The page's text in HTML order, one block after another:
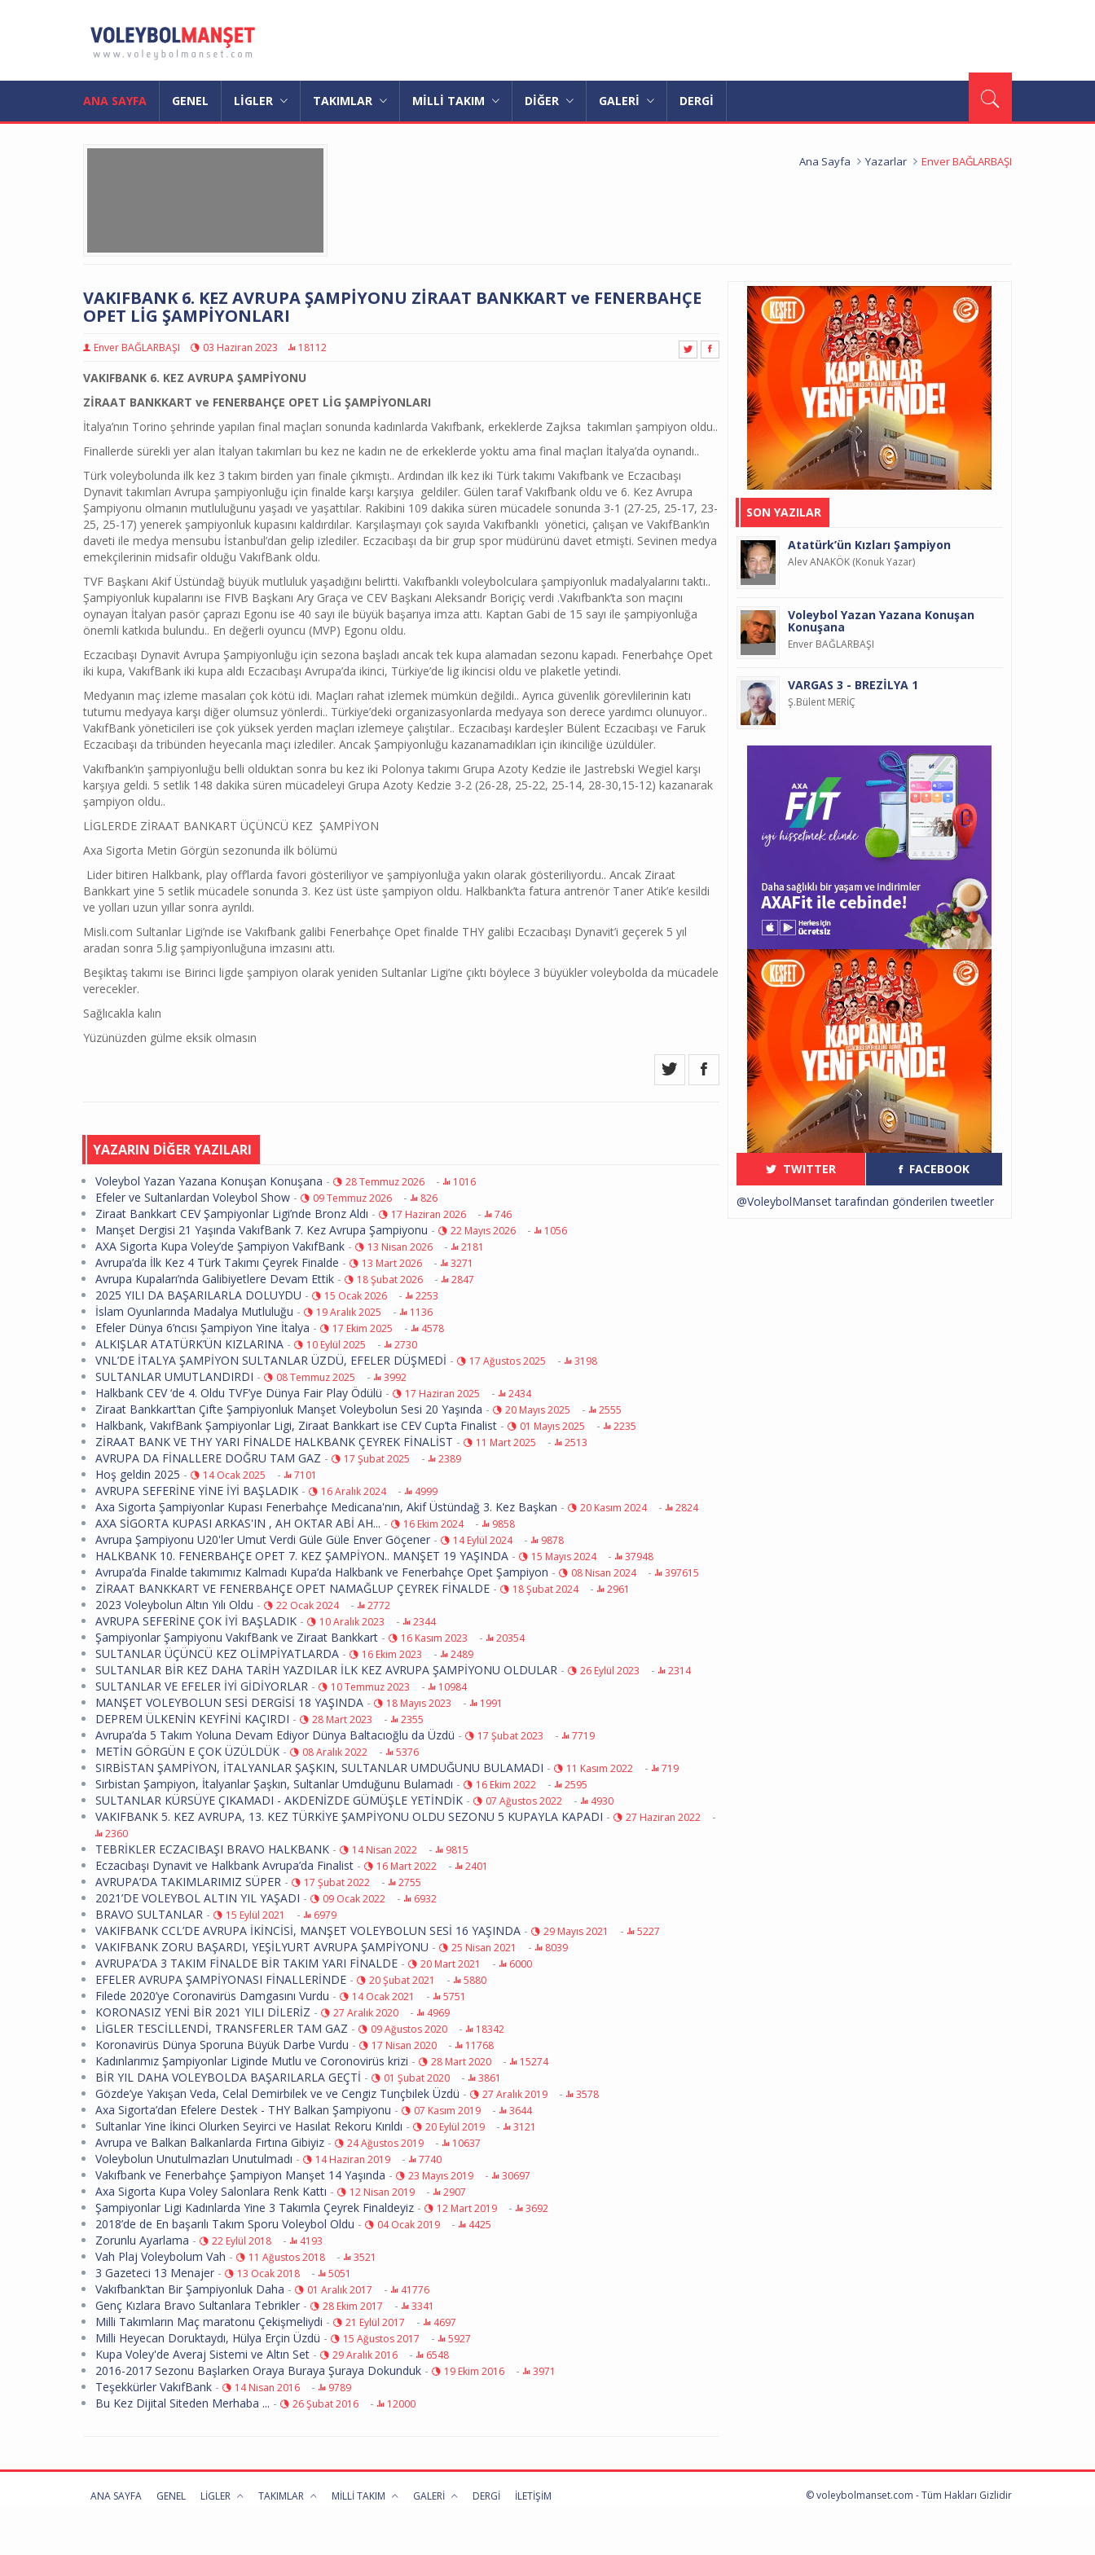
ANA SAYFA GENEL LİGLER TAKIMLAR MİLLİ TAKIM DİĞER GALERİ DERGİ
Ana Sayfa Yazarlar Enver BAĞLARBAŞI
VAKIFBANK 6. KEZ AVRUPA ŞAMPİYONU ZİRAAT BANKKART ve FENERBAHÇE
OPET LİG ŞAMPİYONLARI
Enver BAĞLARBAŞI 03 Haziran 2023 18112
VAKIFBANK 6. KEZ AVRUPA ŞAMPİYONU
ZİRAAT BANKKART ve FENERBAHÇE OPET LİG ŞAMPİYONLARI
İtalya’nın Torino şehrinde yapılan final maçları sonunda kadınlarda Vakıfbank, erkeklerde Zajksa takımları şampiyon oldu..
Finallerde sürekli yer alan İtalyan takımları bu kez ne kadın ne de erkeklerde yoktu ama final maçları İtalya’da oynandı..
Türk voleybolunda ilk kez 3 takım birden yarı finale çıkmıştı.. Ardından ilk kez iki Türk takımı Vakıfbank ve Eczacıbaşı
Dynavit takımları Avrupa şampiyonluğu için finalde karşı karşıya geldiler. Gülen taraf Vakıfbank oldu ve 6. Kez Avrupa
Şampiyonu olmanın mutluluğunu yaşadı ve yaşattılar. Rakibini 109 dakika süren mücadele sonunda 3-1 (27-25, 25-17, 23-
25, 25-17) yenerek şampiyonluk kupasını kaldırdılar. Karşılaşmayı çok sayıda Vakıfbanklı yönetici, çalışan ve VakıfBank’ın
daveti ile medya mensubu İstanbul’dan gelip izlediler. Eczacıbaşı da bir grup spor müdürünü davet etmişti. Sevinen medya
emekçilerinin midsafir olduğu VakıfBank oldu.
TVF Başkanı Akif Üstündağ büyük mutluluk yaşadığını belirtti. Vakıfbanklı voleybolculara şampiyonluk madalyalarını taktı..
Şampiyonluk kupalarını ise FIVB Başkanı Ary Graça ve CEV Başkanı Aleksandr Boriçiç verdi .Vakıfbank’ta son maçını
oynayan İtalyan pasör çaprazı Egonu ise 40 sayı ile büyük başarıya imza attı. Kaptan Gabi de 15 sayı ile şampiyonluğa
önemli katkıda bulundu.. En değerli oyuncu (MVP) Egonu oldu.
Eczacıbaşı Dynavit Avrupa Şampiyonluğu için sezona başladı ancak tek kupa alamadan sezonu kapadı. Fenerbahçe Opet
iki kupa, VakıfBank iki kupa aldı Eczacıbaşı Avrupa’da ikinci, Türkiye’de lig ikincisi oldu ve plaketle yetindi.
Medyanın maç izleme masaları çok kötü idi. Maçları rahat izlemek mümkün değildi.. Ayrıca güvenlik görevlilerinin katı
tutumu medyaya karşı diğer olumsuz yönlerdi.. Türkiye’deki organizasyonlarda medyaya son derece yardımcı olunuyor..
VakıfBank yöneticileri ise çok yüksek yerden maçları izlemeye çalıştılar.. Eczacıbaşı kardeşler Bülent Eczacıbaşı ve Faruk
Eczacıbaşı da tribünden heyecanla maçı izlediler. Ancak Şampiyonluğu kazanamadıkları için ikinciliğe üzüldüler.
Vakıfbank’ın şampiyonluğu belli olduktan sonra bu kez iki Polonya takımı Grupa Azoty Kedzie ile Jastrebski Wegiel karşı
karşıya geldi. 5 setlik 148 dakika süren mücadeleyi Grupa Azoty Kedzie 3-2 (26-28, 25-22, 25-14, 28-30,15-12) kazanarak
şampiyon oldu..
LİGLERDE ZİRAAT BANKART ÜÇÜNCÜ KEZ ŞAMPİYON
Axa Sigorta Metin Görgün sezonunda ilk bölümü
Lider bitiren Halkbank, play off’larda favori gösteriliyor ve şampiyonluğa yakın olarak gösteriliyordu.. Ancak Ziraat
Bankkart yine 5 setlik mücadele sonunda 3. Kez üst üste şampiyon oldu. Halkbank’ta fatura antrenör Taner Atik’e kesildi
ve yolları uzun yıllar sonra ayrıldı.
Misli.com Sultanlar Ligi’nde ise Vakıfbank galibi Fenerbahçe Opet finalde THY galibi Eczacıbaşı Dynavit’i geçerek 5 yıl
aradan sonra 5.lig şampiyonluğuna imzasını attı.
Beşiktaş takımı ise Birinci ligde şampiyon olarak yeniden Sultanlar Ligi’ne çıktı böylece 3 büyükler voleybolda da mücadele
verecekler.
Sağlıcakla kalın
Yüzünüzden gülme eksik olmasın
YAZARIN DİĞER YAZILARI
Voleybol Yazan Yazana Konuşan Konuşana - 28 Temmuz 2026 - 1016
Efeler ve Sultanlardan Voleybol Show - 09 Temmuz 2026 - 826
Ziraat Bankkart CEV Şampiyonlar Ligi’nde Bronz Aldı - 17 Haziran 2026 - 746
Manşet Dergisi 21 Yaşında VakıfBank 7. Kez Avrupa Şampiyonu - 22 Mayıs 2026 - 1056
AXA Sigorta Kupa Voley’de Şampiyon VakıfBank - 13 Nisan 2026 - 2181
Avrupa’da İlk Kez 4 Türk Takımı Çeyrek Finalde - 13 Mart 2026 - 3271
Avrupa Kupaları’nda Galibiyetlere Devam Ettik - 18 Şubat 2026 - 2847
2025 YILI DA BAŞARILARLA DOLUYDU - 15 Ocak 2026 - 2253
İslam Oyunlarında Madalya Mutluluğu - 19 Aralık 2025 - 1136
Efeler Dünya 6’ncısı Şampiyon Yine İtalya - 17 Ekim 2025 - 4578
ALKIŞLAR ATATÜRK’ÜN KIZLARINA - 10 Eylül 2025 - 2730
VNL’DE İTALYA ŞAMPİYON SULTANLAR ÜZDÜ, EFELER DÜŞMEDİ - 17 Ağustos 2025 - 3198
SULTANLAR UMUTLANDIRDI - 08 Temmuz 2025 - 3992
Halkbank CEV ‘de 4. Oldu TVF’ye Dünya Fair Play Ödülü - 17 Haziran 2025 - 2434
Ziraat Bankkart’tan Çifte Şampiyonluk Manşet Voleybolun Sesi 20 Yaşında - 20 Mayıs 2025 - 2555
Halkbank, VakıfBank Şampiyonlar Ligi, Ziraat Bankkart ise CEV Cup’ta Finalist - 01 Mayıs 2025 - 2235
ZİRAAT BANK VE THY YARI FİNALDE HALKBANK ÇEYREK FİNALİST - 11 Mart 2025 - 2513
AVRUPA DA FİNALLERE DOĞRU TAM GAZ - 17 Şubat 2025 - 2389
Hoş geldin 2025 - 14 Ocak 2025 - 7101
AVRUPA SEFERİNE YİNE İYİ BAŞLADIK - 16 Aralık 2024 - 4999
Axa Sigorta Şampiyonlar Kupası Fenerbahçe Medicana'nın, Akif Üstündağ 3. Kez Başkan - 20 Kasım 2024 - 2824
AXA SİGORTA KUPASI ARKAS'IN , AH OKTAR ABİ AH... - 16 Ekim 2024 - 9858
Avrupa Şampiyonu U20'ler Umut Verdi Güle Güle Enver Göçener - 14 Eylül 2024 - 9878
HALKBANK 10. FENERBAHÇE OPET 7. KEZ ŞAMPİYON.. MANŞET 19 YAŞINDA - 15 Mayıs 2024 - 37948
Avrupa’da Finalde takımımız Kalmadı Kupa’da Halkbank ve Fenerbahçe Opet Şampiyon - 08 Nisan 2024 - 397615
ZİRAAT BANKKART VE FENERBAHÇE OPET NAMAĞLUP ÇEYREK FİNALDE - 18 Şubat 2024 - 2961
2023 Voleybolun Altın Yılı Oldu - 22 Ocak 2024 - 2772
AVRUPA SEFERİNE ÇOK İYİ BAŞLADIK - 10 Aralık 2023 - 2344
Şampiyonlar Şampiyonu VakıfBank ve Ziraat Bankkart - 16 Kasım 2023 - 20354
SULTANLAR ÜÇÜNCÜ KEZ OLİMPİYATLARDA - 16 Ekim 2023 - 2489
SULTANLAR BİR KEZ DAHA TARİH YAZDILAR İLK KEZ AVRUPA ŞAMPİYONU OLDULAR - 26 Eylül 2023 - 2314
SULTANLAR VE EFELER İYİ GİDİYORLAR - 10 Temmuz 2023 - 10984
MANŞET VOLEYBOLUN SESİ DERGİSİ 18 YAŞINDA - 18 Mayıs 2023 - 1991
DEPREM ÜLKENİN KEYFİNİ KAÇIRDI - 28 Mart 2023 - 2355
Avrupa’da 5 Takım Yoluna Devam Ediyor Dünya Baltacıoğlu da Üzdü - 17 Şubat 2023 - 7719
METİN GÖRGÜN E ÇOK ÜZÜLDÜK - 08 Aralık 2022 - 5376
SIRBİSTAN ŞAMPİYON, İTALYANLAR ŞAŞKIN, SULTANLAR UMDUĞUNU BULAMADI - 11 Kasım 2022 - 719
Sırbistan Şampiyon, İtalyanlar Şaşkın, Sultanlar Umduğunu Bulamadı - 16 Ekim 2022 - 2595
SULTANLAR KÜRSÜYE ÇIKAMADI - AKDENİZDE GÜMÜŞLE YETİNDİK - 07 Ağustos 2022 - 4930
VAKIFBANK 5. KEZ AVRUPA, 13. KEZ TÜRKİYE ŞAMPİYONU OLDU SEZONU 5 KUPAYLA KAPADI - 27 Haziran 2022 -
2360
TEBRİKLER ECZACIBAŞI BRAVO HALKBANK - 14 Nisan 2022 - 9815
Eczacıbaşı Dynavit ve Halkbank Avrupa’da Finalist - 16 Mart 2022 - 2401
AVRUPA’DA TAKIMLARIMIZ SÜPER - 17 Şubat 2022 - 2755
2021’DE VOLEYBOL ALTIN YIL YAŞADI - 09 Ocak 2022 - 6932
BRAVO SULTANLAR - 15 Eylül 2021 - 6979
VAKIFBANK CCL’DE AVRUPA İKİNCİSİ, MANŞET VOLEYBOLUN SESİ 16 YAŞINDA - 29 Mayıs 2021 - 5227
VAKIFBANK ZORU BAŞARDI, YEŞİLYURT AVRUPA ŞAMPİYONU - 25 Nisan 2021 - 8039
AVRUPA’DA 3 TAKIM FİNALDE BİR TAKIM YARI FİNALDE - 20 Mart 2021 - 6000
EFELER AVRUPA ŞAMPİYONASI FİNALLERİNDE - 20 Şubat 2021 - 5880
Filede 2020’ye Coronavirüs Damgasını Vurdu - 14 Ocak 2021 - 5751
KORONASIZ YENİ BİR 2021 YILI DİLERİZ - 27 Aralık 2020 - 4969
LİGLER TESCİLLENDİ, TRANSFERLER TAM GAZ - 09 Ağustos 2020 - 18342
Koronavirüs Dünya Sporuna Büyük Darbe Vurdu - 17 Nisan 2020 - 11768
Kadınlarımız Şampiyonlar Liginde Mutlu ve Coronovirüs krizi - 28 Mart 2020 - 15274
BİR YIL DAHA VOLEYBOLDA BAŞARILARLA GEÇTİ - 01 Şubat 2020 - 3861
Gözde’ye Yakışan Veda, Celal Demirbilek ve ve Cengiz Tunçbilek Üzdü - 27 Aralık 2019 - 3578
Axa Sigorta’dan Efelere Destek - THY Balkan Şampiyonu - 07 Kasım 2019 - 3644
Sultanlar Yine İkinci Olurken Seyirci ve Hasılat Rekoru Kırıldı - 20 Eylül 2019 - 3121
Avrupa ve Balkan Balkanlarda Fırtına Gibiyiz - 24 Ağustos 2019 - 10637
Voleybolun Unutulmazları Unutulmadı - 14 Haziran 2019 - 7740
Vakıfbank ve Fenerbahçe Şampiyon Manşet 14 Yaşında - 23 Mayıs 2019 - 30697
Axa Sigorta Kupa Voley Salonlara Renk Kattı - 12 Nisan 2019 - 2907
Şampiyonlar Ligi Kadınlarda Yine 3 Takımla Çeyrek Finaldeyiz - 12 Mart 2019 - 3692
2018’de de En başarılı Takım Sporu Voleybol Oldu - 04 Ocak 2019 - 4425
Zorunlu Ayarlama - 22 Eylül 2018 - 4193
Vah Plaj Voleybolum Vah - 11 Ağustos 2018 - 3521
3 Gazeteci 13 Menajer - 13 Ocak 2018 - 5051
Vakıfbank’tan Bir Şampiyonluk Daha - 01 Aralık 2017 - 41776
Genç Kızlara Bravo Sultanlara Tebrikler - 28 Ekim 2017 - 3341
Milli Takımların Maç maratonu Çekişmeliydi - 21 Eylül 2017 - 4697
Milli Heyecan Doruktaydı, Hülya Erçin Üzdü - 15 Ağustos 2017 - 5927
Kupa Voley'de Averaj Sistemi ve Altın Set - 29 Aralık 2016 - 6548
2016-2017 Sezonu Başlarken Oraya Buraya Şuraya Dokunduk - 19 Ekim 2016 - 3971
Teşekkürler VakıfBank - 14 Nisan 2016 - 9789
Bu Kez Dijital Siteden Merhaba ... - 26 Şubat 2016 - 12000
SON YAZILAR
Atatürk’ün Kızları Şampiyon
Alev ANAKÖK (Konuk Yazar)
Voleybol Yazan Yazana Konuşan
Konuşana
Enver BAĞLARBAŞI
VARGAS 3 - BREZİLYA 1
Ş.Bülent MERİÇ
TWITTER FACEBOOK
@VoleybolManset tarafından gönderilen tweetler
ANA SAYFA GENEL LİGLER TAKIMLAR MİLLİ TAKIM GALERİ DERGİ İLETİŞİM © voleybolmanset.com - Tüm Hakları Gizlidir